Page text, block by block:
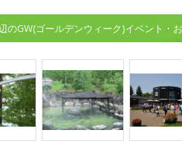
のGW(ゴールデンウィーク)イベント・